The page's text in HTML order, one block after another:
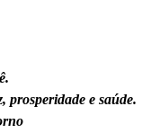
prosperidade e saúde.